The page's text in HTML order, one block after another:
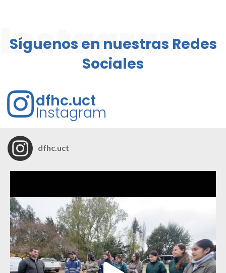
Instagram
Síguenos en nuestras Redes
Sociales
dfhc.uct
Instagram
dfhc.uct